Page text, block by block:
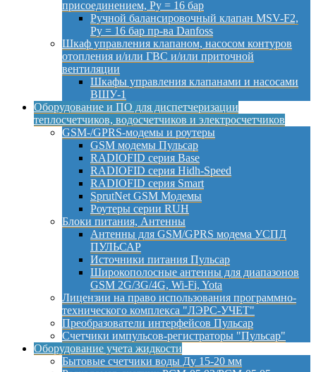
присоединением, Py = 16 бар
Ручной балансировочный клапан MSV-F2,
Py = 16 бар пр-ва Danfoss
Шкаф управления клапаном, насосом контуров
отопления и/или ГВС и/или приточной
вентиляции
Шкафы управления клапанами и насосами
ВШУ-1
Оборудование и ПО для диспетчеризации
теплосчетчиков, водосчетчиков и электросчетчиков
GSM-/GPRS-модемы и роутеры
GSM модемы Пульсар
RADIOFID серия Base
RADIOFID серия Hidh-Speed
RADIOFID серия Smart
SprutNet GSM Модемы
Роутеры серии RUH
Блоки питания, Антенны
Антенны для GSM/GPRS модема УСПД
ПУЛЬСАР
Источники питания Пульсар
Широкополосные антенны для диапазонов
GSM 2G/3G/4G, Wi-Fi, Yota
Лицензии на право использования программно-
технического комплекса "ЛЭРС-УЧЕТ"
Преобразователи интерфейсов Пульсар
Счетчики импульсов-регистраторы "Пульсар"
Оборудование учета жидкости
Бытовые счетчики воды Ду 15-20 мм